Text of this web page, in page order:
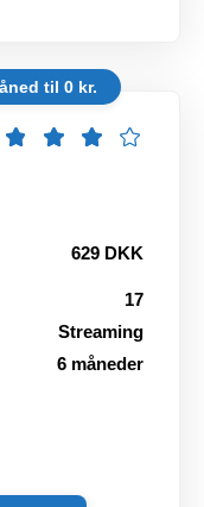
til 0 kr.
629 DKK
17
Streaming
6 måneder